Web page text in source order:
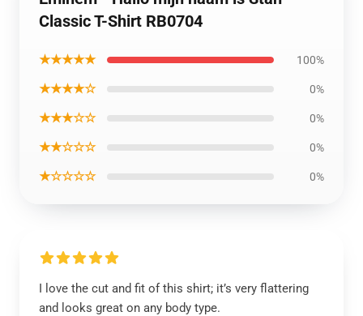
Classic T-Shirt RB0704
★★★★★ 100%
★★★★☆ 0%
★★★☆☆ 0%
★★☆☆☆ 0%
★☆☆☆☆ 0%
I love the cut and fit of this shirt; it’s very flattering
and looks great on any body type.